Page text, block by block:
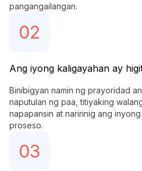
pangangailangan.
02
Ang iyong kaligayahan ay
Binibigyan namin ng prayoridad
naputulan ng paa, titiyaking
napapansin at naririnig ang
proseso.
03